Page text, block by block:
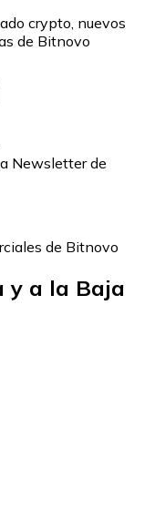
crypto, nuevos
de Bitnovo
Newsletter de
de Bitnovo
y a la Baja